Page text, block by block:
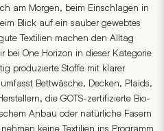
am Morgen, beim Einschlagen in
Blick auf ein sauber gewebtes
Textilien machen den Alltag
bei One Horizon in dieser Kategorie
produzierte Stoffe mit klarer
Bettwäsche, Decken, Plaids,
die GOTS-zertifizierte Bio-
Anbau oder natürliche Fasern
keine Textilien ins Programm